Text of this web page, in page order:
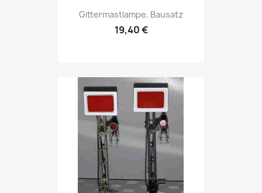
Gittermastlampe, Bausatz
19,40 €